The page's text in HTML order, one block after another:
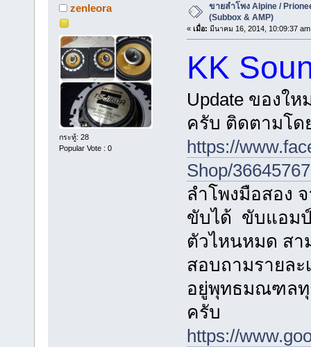
zenleora
กระทู้: 28
Popular Vote : 0
ขายลำโพง Alpine /
(Subbox & AMP)
« เมื่อ: มีนาคม 16, 2014, 10:09:37
KK
Update ของใ
ครับ ติดตามโด
https://
Shop/
ลำโพงมือสอง
ขับได้ ขับแอม
ตัวไหนหมด สา
สอบถามรายละ
อยู่พุทธมณฑลทุ
ครับ
https://